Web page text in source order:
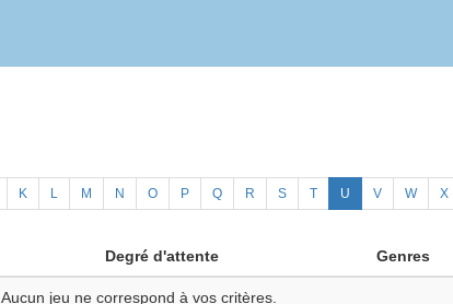
K L M N O P Q R S T U V W X
Degré d'attente Genres
Aucun jeu ne correspond à vos critères.